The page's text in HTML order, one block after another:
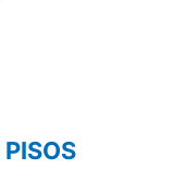
PISOS